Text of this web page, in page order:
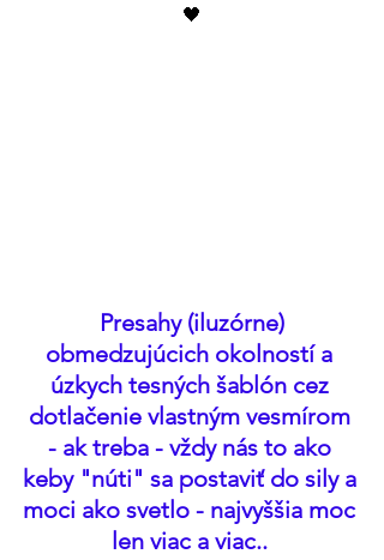
🖤
Presahy (iluzórne)
obmedzujúcich okolností a
úzkych tesných šablón cez
dotlačenie vlastným vesmírom
- ak treba - vždy nás to ako
keby "núti" sa postaviť do sily a
moci ako svetlo - najvyššia moc
len viac a viac..